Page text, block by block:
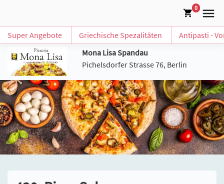
0
Super Angebote Griechische Spezalitäten
Antipasti -
Mona Lisa Spandau
Pichelsdorfer Strasse 76, Berlin